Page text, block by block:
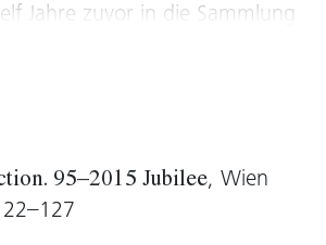
Jahre zuvor in die Sammlung
stammen aus der
Modifikationen dieser
über mehrere Jahre hinweg
Medien und Techniken
auf dem Boden hockenden
95–2015 Jubilee, Wien